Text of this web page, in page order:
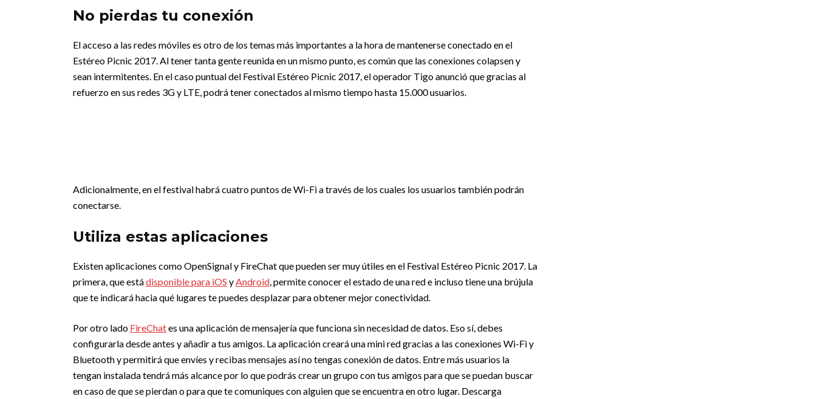
No pierdas tu conexión
El acceso a las redes móviles es otro de los temas más importantes a la hora de mantenerse conectado en el
Estéreo Picnic 2017. Al tener tanta gente reunida en un mismo punto, es común que las conexiones colapsen y
sean intermitentes. En el caso puntual del Festival Estéreo Picnic 2017, el operador Tigo anunció que gracias al
refuerzo en sus redes 3G y LTE, podrá tener conectados al mismo tiempo hasta 15.000 usuarios.
Adicionalmente, en el festival habrá cuatro puntos de Wi-Fi a través de los cuales los usuarios también podrán
conectarse.
Utiliza estas aplicaciones
Existen aplicaciones como OpenSignal y FireChat que pueden ser muy útiles en el Festival Estéreo Picnic 2017. La
primera, que estádisponible para iOS yAndroid, permite conocer el estado de una red e incluso tiene una brújula
que te indicará hacia qué lugares te puedes desplazar para obtener mejor conectividad.
Por otro lado FireChates una aplicación de mensajería que funciona sin necesidad de datos. Eso sí, debes
configurarla desde antes y añadir a tus amigos. La aplicación creará una mini red gracias a las conexiones Wi-Fi y
Bluetooth y permitirá que envíes y recibas mensajes así no tengas conexión de datos. Entre más usuarios la
tengan instalada tendrá más alcance por lo que podrás crear un grupo con tus amigos para que se puedan buscar
en caso de que se pierdan o para que te comuniques con alguien que se encuentra en otro lugar. Descarga